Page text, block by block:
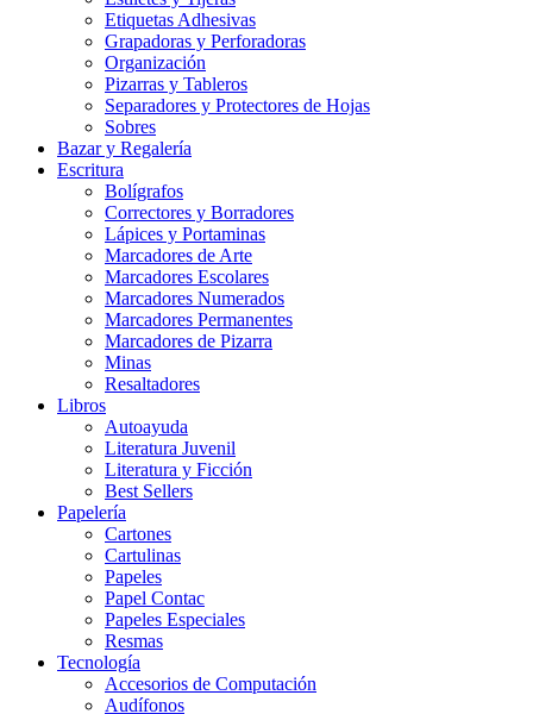
Etiquetas Adhesivas
Grapadoras y Perforadoras
Organización
Pizarras y Tableros
Separadores y Protectores de Hojas
Sobres
Bazar y Regalería
Escritura
Bolígrafos
Correctores y Borradores
Lápices y Portaminas
Marcadores de Arte
Marcadores Escolares
Marcadores Numerados
Marcadores Permanentes
Marcadores de Pizarra
Minas
Resaltadores
Libros
Autoayuda
Literatura Juvenil
Literatura y Ficción
Best Sellers
Papelería
Cartones
Cartulinas
Papeles
Papel Contac
Papeles Especiales
Resmas
Tecnología
Accesorios de Computación
Audífonos